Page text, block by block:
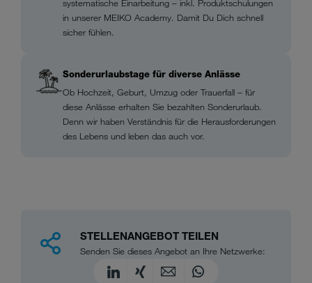
systematische Einarbeitung – inkl. Produktschulungen
in unserer MEIKO Academy. Damit Du Dich schnell
sicher fühlen.
Sonderurlaubstage für diverse Anlässe
Ob Hochzeit, Geburt, Umzug oder Trauerfall – für
diese Anlässe erhalten Sie bezahlten Sonderurlaub.
Denn wir haben Verständnis für die Herausforderungen
des Lebens und leben das auch vor.
STELLENANGEBOT TEILEN
Senden Sie dieses Angebot an Ihre Netzwerke: